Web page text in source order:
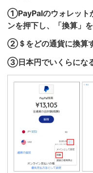
①PayPalのウォレット
ンを押下し、「換算」
②＄をどの通貨に換算
③日本円でいくらにな